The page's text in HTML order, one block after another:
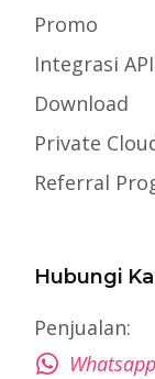
Promo
Integrasi API
Download
Private
Referral
Hubungi
Penjualan:
Whatsapp